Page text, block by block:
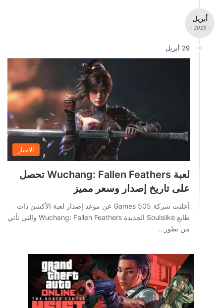
أبريل
- 2025 -
29 أبريل
الاخبار
لعبة Wuchang: Fallen Feathers تحصل
على تاريخ إصدار وسعر مميز
أعلنت شركة 505 Games عن موعد إصدار لعبة الأكشن ذات
طابع Soulslike الجديدة Wuchang: Fallen Feathers والتي تأتي
من تطور…